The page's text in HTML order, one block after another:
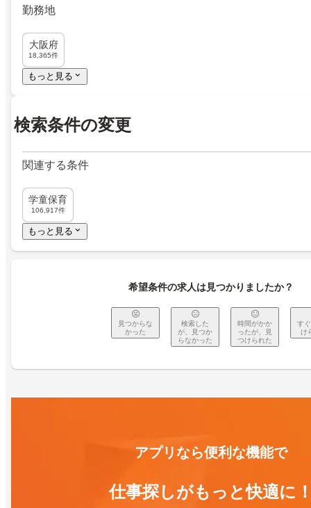
勤務地
大阪府
18,365件
もっと見る
検索条件の変更
関連する条件
学童保育
106,917件
もっと見る
希望条件の求人は見つかりましたか？
見つからな
かった
検索した
が、見つか
らなかった
時間がかか
ったが、見
つけられた
す
け
アプリなら便利な機能で
仕事探しがもっと快適に